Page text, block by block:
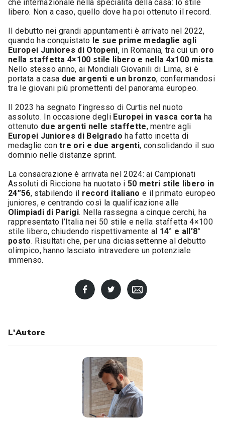
che internazionale nella specialità della casa: lo stile
libero. Non a caso, quello dove ha poi ottenuto il record.
Il debutto nei grandi appuntamenti è arrivato nel 2022,
quando ha conquistato le sue prime medaglie agli
Europei Juniores di Otopeni, in Romania, tra cui un oro
nella staffetta 4×100 stile libero e nella 4x100 mista.
Nello stesso anno, ai Mondiali Giovanili di Lima, si è
portata a casa due argenti e un bronzo, confermandosi
tra le giovani più promettenti del panorama europeo.
Il 2023 ha segnato l’ingresso di Curtis nel nuoto
assoluto. In occasione degli Europei in vasca corta ha
ottenuto due argenti nelle staffette, mentre agli
Europei Juniores di Belgrado ha fatto incetta di
medaglie contre ori e due argenti, consolidando il suo
dominio nelle distanze sprint.
La consacrazione è arrivata nel 2024: ai Campionati
Assoluti di Riccione ha nuotato i 50 metri stile libero in
24”56, stabilendo il record italiano e il primato europeo
juniores, e centrando così la qualificazione alle
Olimpiadi di Parigi. Nella rassegna a cinque cerchi, ha
rappresentato l’Italia nei 50 stile e nella staffetta 4×100
stile libero, chiudendo rispettivamente al 14° e all’8°
posto. Risultati che, per una diciassettenne al debutto
olimpico, hanno lasciato intravedere un potenziale
immenso.
L'Autore